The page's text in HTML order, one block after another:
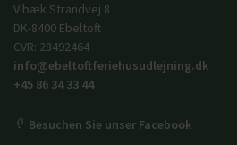
Vibæk Strandvej 8
DK-8400 Ebeltoft
CVR: 28492464
info@ebeltoftferiehusudlejning.dk
+45 86 34 33 44
Besuchen Sie unser Facebook